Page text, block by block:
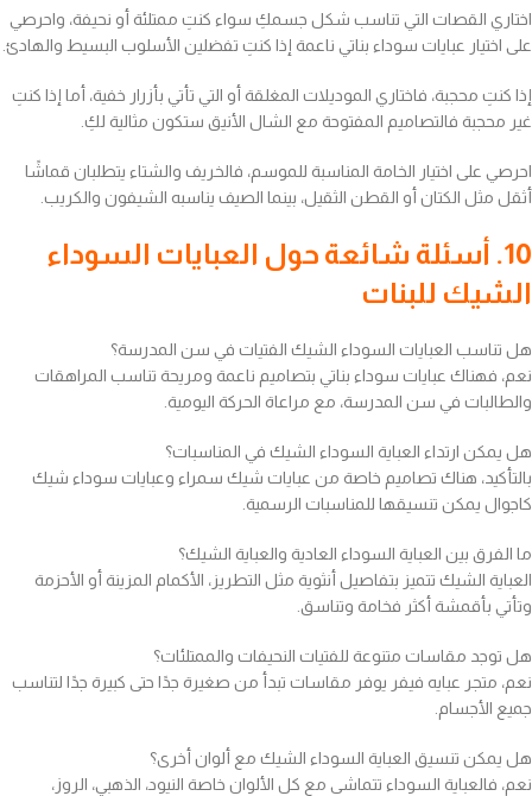
اختاري القصات التي تناسب شكل جسمكِ سواء كنتِ ممتلئة أو نحيفة، واحرصي
على اختيار عبايات سوداء بناتي ناعمة إذا كنتِ تفضلين الأسلوب البسيط والهادئ.
إذا كنتِ محجبة، فاختاري الموديلات المغلقة أو التي تأتي بأزرار خفية، أما إذا كنتِ
غير محجبة فالتصاميم المفتوحة مع الشال الأنيق ستكون مثالية لكِ.
احرصي على اختيار الخامة المناسبة للموسم، فالخريف والشتاء يتطلبان قماشًا
أثقل مثل الكتان أو القطن الثقيل، بينما الصيف يناسبه الشيفون والكريب.
10. أسئلة شائعة حول العبايات السوداء
الشيك للبنات
هل تناسب العبايات السوداء الشيك الفتيات في سن المدرسة؟
نعم، فهناك عبايات سوداء بناتي بتصاميم ناعمة ومريحة تناسب المراهقات
والطالبات في سن المدرسة، مع مراعاة الحركة اليومية.
هل يمكن ارتداء العباية السوداء الشيك في المناسبات؟
بالتأكيد، هناك تصاميم خاصة من عبايات شيك سمراء وعبايات سوداء شيك
كاجوال يمكن تنسيقها للمناسبات الرسمية.
ما الفرق بين العباية السوداء العادية والعباية الشيك؟
العباية الشيك تتميز بتفاصيل أنثوية مثل التطريز، الأكمام المزينة أو الأحزمة
وتأتي بأقمشة أكثر فخامة وتناسق.
هل توجد مقاسات متنوعة للفتيات النحيفات والممتلئات؟
نعم، متجر عبايه فيفر يوفر مقاسات تبدأ من صغيرة جدًا حتى كبيرة جدًا لتناسب
جميع الأجسام.
هل يمكن تنسيق العباية السوداء الشيك مع ألوان أخرى؟
نعم، فالعباية السوداء تتماشى مع كل الألوان خاصة النيود، الذهبي، الروز،